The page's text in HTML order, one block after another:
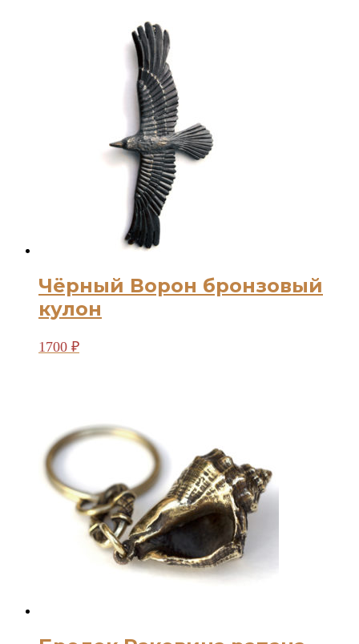
Чёрный Ворон бронзовый
кулон
1700 ₽